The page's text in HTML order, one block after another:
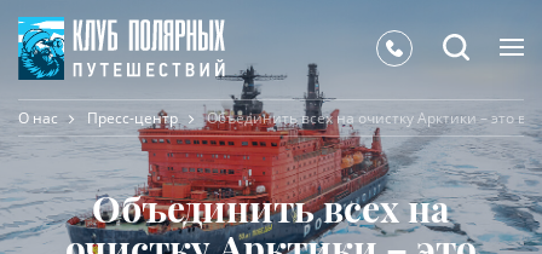
О нас Пресс-центр Объединить всех на очистку Арктики – это
Объединить всех на